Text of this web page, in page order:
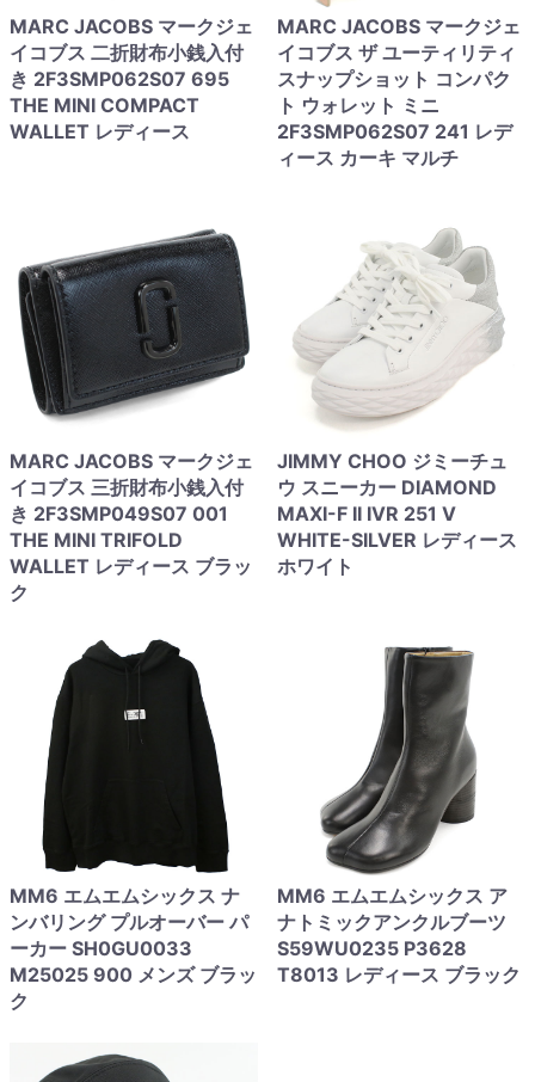
MARC JACOBS マークジェ
イコブス 二折財布小銭入付
き 2F3SMP062S07 695
THE MINI COMPACT
WALLET レディース
MARC JACOBS マークジェ
イコブス ザ ユーティリティ
スナップショット コンパク
ト ウォレット ミニ
2F3SMP062S07 241 レデ
ィース カーキ マルチ
MARC JACOBS マークジェ
イコブス 三折財布小銭入付
き 2F3SMP049S07 001
THE MINI TRIFOLD
WALLET レディース ブラッ
ク
JIMMY CHOO ジミーチュ
ウ スニーカー DIAMOND
MAXI-F II IVR 251 V
WHITE-SILVER レディース
ホワイト
MM6 エムエムシックス ナ
ンバリング プルオーバー パ
ーカー SH0GU0033
M25025 900 メンズ ブラッ
ク
MM6 エムエムシックス ア
ナトミックアンクルブーツ
S59WU0235 P3628
T8013 レディース ブラック